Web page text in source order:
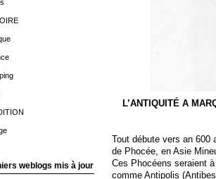
weblogs mis à jour
L’ANTIQUITÉ A
Tout débute vers an 600
de Phocée, en Asie
Ces Phocéens seraient
comme Antipolis